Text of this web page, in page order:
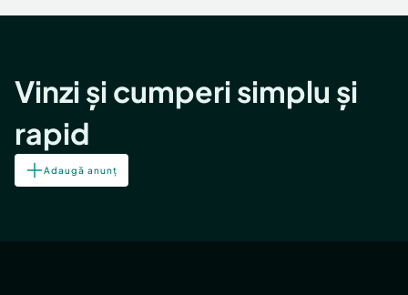
Vinzi și cumperi simplu și
rapid
Adaugă anunț